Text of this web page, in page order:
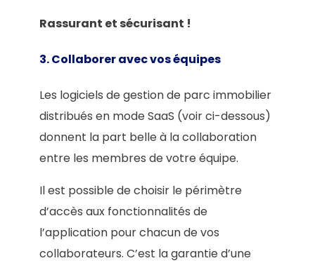
Rassurant et sécurisant !
3. Collaborer avec vos équipes
Les logiciels de gestion de parc immobilier
distribués en mode SaaS (voir ci-dessous)
donnent la part belle à la collaboration
entre les membres de votre équipe.
Il est possible de choisir le périmètre
d’accès aux fonctionnalités de
l’application pour chacun de vos
collaborateurs. C’est la garantie d’une